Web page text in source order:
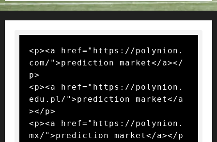
<p><a href="https://polynion.
com/">prediction market</a></
p>
<p><a href="https://polynion.
edu.pl/">prediction market</a
></p>
<p><a href="https://polynion.
mx/">prediction market</a></p